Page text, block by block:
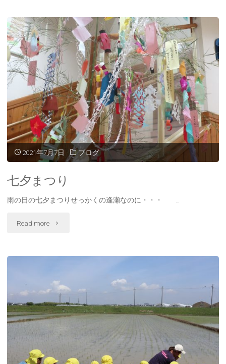
り
保
育
7/10
11"
2021年7月7日 ブログ
七夕まつり
雨の日の七夕まつりせっかくの逢瀬なのに・・・ …
Read more "七
つ
り"